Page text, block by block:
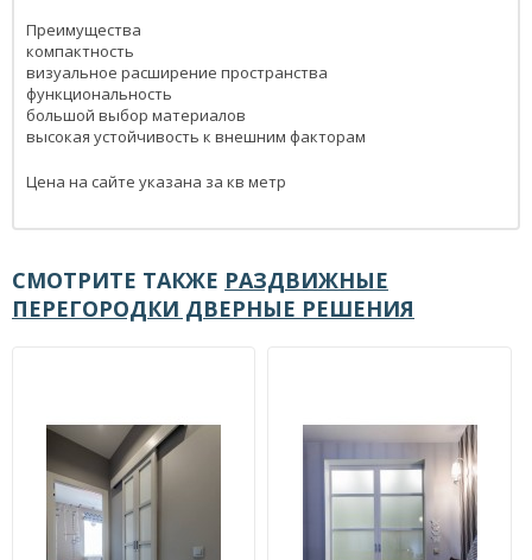
Преимущества
компактность
визуальное расширение пространства
функциональность
большой выбор материалов
высокая устойчивость к внешним факторам
Цена на сайте указана за кв метр
СМОТРИТЕ ТАКЖЕ РАЗДВИЖНЫЕ
ПЕРЕГОРОДКИ ДВЕРНЫЕ РЕШЕНИЯ